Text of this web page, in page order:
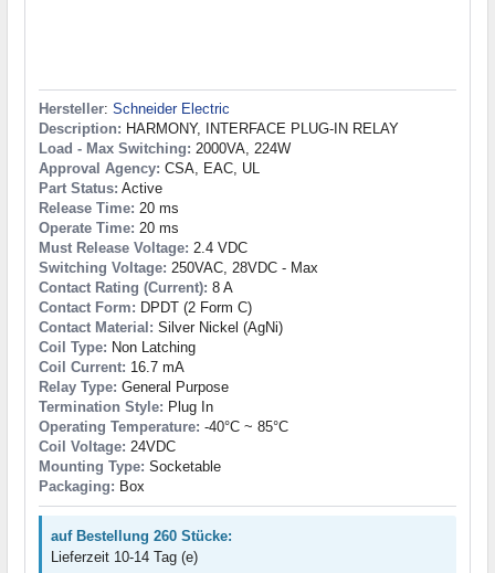
Hersteller: Schneider Electric
Description: HARMONY, INTERFACE PLUG-IN RELAY
Load - Max Switching: 2000VA, 224W
Approval Agency: CSA, EAC, UL
Part Status: Active
Release Time: 20 ms
Operate Time: 20 ms
Must Release Voltage: 2.4 VDC
Switching Voltage: 250VAC, 28VDC - Max
Contact Rating (Current): 8 A
Contact Form: DPDT (2 Form C)
Contact Material: Silver Nickel (AgNi)
Coil Type: Non Latching
Coil Current: 16.7 mA
Relay Type: General Purpose
Termination Style: Plug In
Operating Temperature: -40°C ~ 85°C
Coil Voltage: 24VDC
Mounting Type: Socketable
Packaging: Box
auf Bestellung 260 Stücke:
Lieferzeit 10-14 Tag (e)